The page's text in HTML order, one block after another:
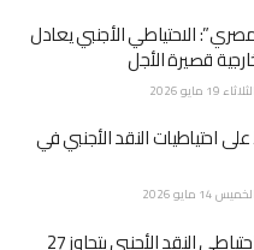
الاحتياطي الأجنبي يعادل
الثلاثاء 19 مايو 2026
على احتياطيات النقد الأجنبي في
الخميس 14 مايو 2026
“المركزي الأردني”: احتياطي النقد الأجنبي يتجاوز 27